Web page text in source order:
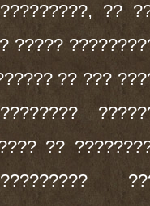
??
?????
?? ???
??